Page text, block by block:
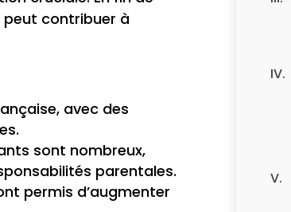
contribuer à
avec des
sont nombreux,
parentales.
permis d’augmenter